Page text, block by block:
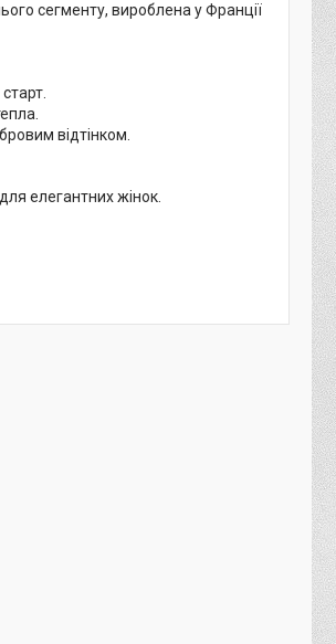
сегменту, вироблена у Франції
відтінком.​
елегантних жінок.​